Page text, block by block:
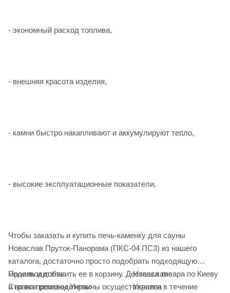
- экономный расход топлива,
- внешняя красота изделия,
- камни быстро накапливают и аккумулируют тепло,
- высокие эксплуатационные показатели.
Чтобы заказать и купить печь-каменку для сауны
Новаслав Пруток-Панорама (ПКС-04 ПС3) из нашего
каталога, достаточно просто подобрать подходящую
модель и добавить ее в корзину. Доставка товара по Киеву
и во все регионы Украины осуществляется в течение
Производитель:
Новаслав
Страна производитель:
Украина